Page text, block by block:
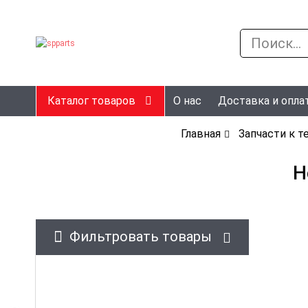
Каталог товаров О нас Доставка и
Главная Запчасти к
Фильтровать товары